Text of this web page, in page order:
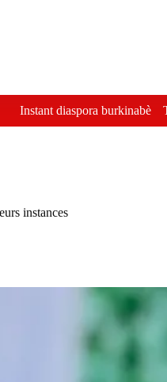
Instant diaspora burkinabè
instances